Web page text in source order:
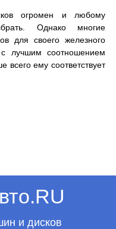
огромен и любому
Однако многие
для своего железного
лучшим соотношением
всего ему соответствует
и дисков